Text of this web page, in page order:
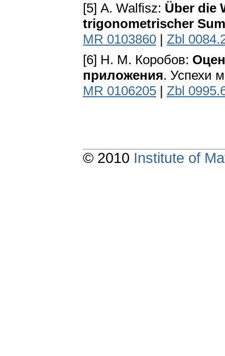
[5] А. Walfisz: Über die
trigonometrischer
MR 0103860 | Zbl
[6] Н. М. Коробов:
приложения. Успехи
MR 0106205 | Zbl
© 2010 Institute of